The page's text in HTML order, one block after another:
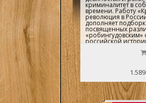
криминалитет в
времени. Работу
революция в
дополняет
посвященных
«робингудовским»
российской
выступают на